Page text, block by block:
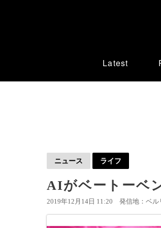
Latest
ニュース ライフ
AIがベートーベ
2019年12月14日 11:20 発信地：ベル